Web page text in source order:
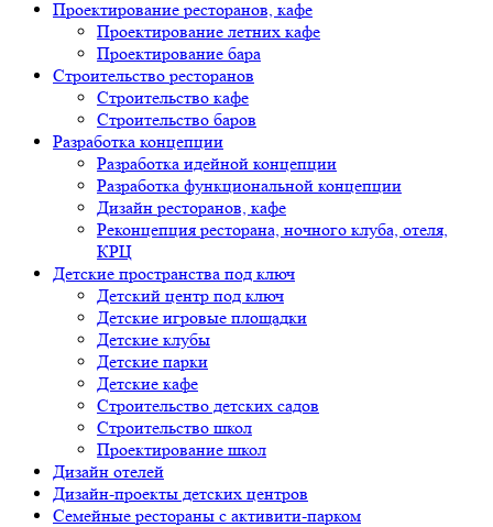
Проектирование ресторанов, кафе
Проектирование летних кафе
Проектирование бара
Строительство ресторанов
Строительство кафе
Строительство баров
Разработка концепции
Разработка идейной концепции
Разработка функциональной концепции
Дизайн ресторанов, кафе
Реконцепция ресторана, ночного клуба, отеля,
КРЦ
Детские пространства под ключ
Детский центр под ключ
Детские игровые площадки
Детские клубы
Детские парки
Детские кафе
Строительство детских садов
Строительство школ
Проектирование школ
Дизайн отелей
Дизайн-проекты детских центров
Семейные рестораны с активити-парком